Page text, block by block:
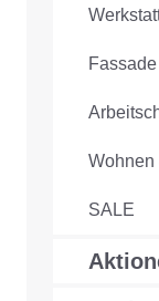
Fassade
Wohnen
SALE